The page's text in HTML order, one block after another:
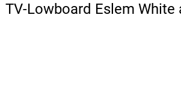
TV-Lowboard Eslem White